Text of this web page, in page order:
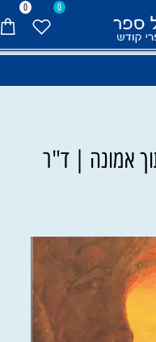
0 0
אמונה | ד"ר